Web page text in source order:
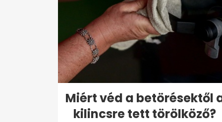
Miért véd a betörésektől
kilincsre tett törölköző?